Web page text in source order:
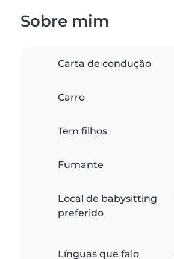
Sobre mim
Carta de condução
Carro
Tem filhos
Fumante
Local de babysitting
preferido
Línguas que falo